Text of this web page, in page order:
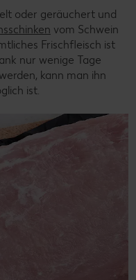
oder geräuchert und
vom Schwein
Frischfleisch ist
nur wenige Tage
kann man ihn
ist.